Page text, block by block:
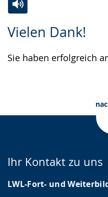
Vielen Dank!
Sie haben erfolgreich
Leichten
wechseln.
Audio-
Video
Deutscher
Ihr Kontakt zu uns
LWL-Fort- und